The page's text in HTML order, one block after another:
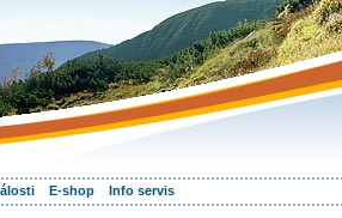
E-shop Info servis